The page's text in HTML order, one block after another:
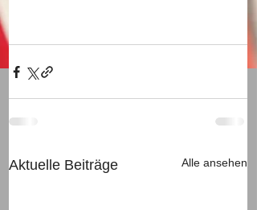
Aktuelle Beiträge Alle ansehen